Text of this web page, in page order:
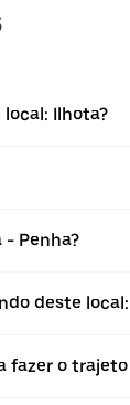
Ilhota?
Penha?
deste
fazer o